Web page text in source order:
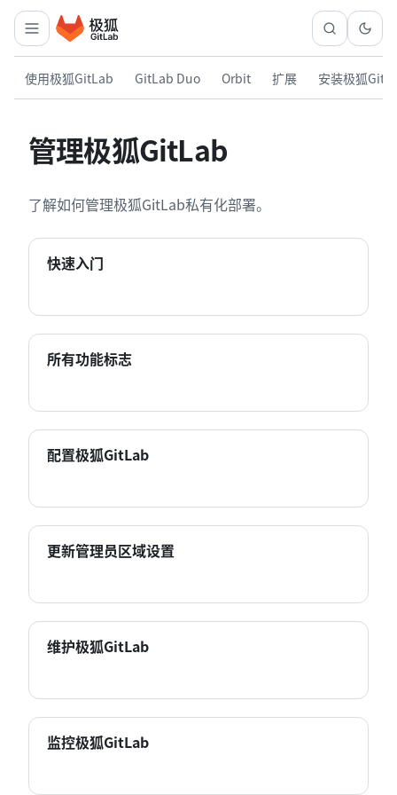
使用极狐GitLab GitLab Duo Orbit 扩展 安装极狐
管理极狐GitLab
了解如何管理极狐GitLab私有化部署。
快速入门
所有功能标志
配置极狐GitLab
更新管理员区域设置
维护极狐GitLab
监控极狐GitLab